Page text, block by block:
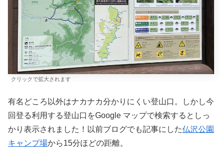
クリックで拡大されます
有名どころ以外はナカナカ分かりにくい登山口。しかし今
回登る利用する登山口をGoogle マップで検索するとしっ
かり表示されました！以前ブログでも記事にした仏沢公園
キャンプ場から15分ほどの距離。